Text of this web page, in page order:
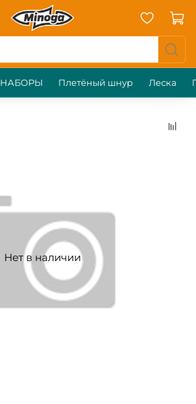
НАБОРЫ Плетёный шнур Леска
Нет в наличии